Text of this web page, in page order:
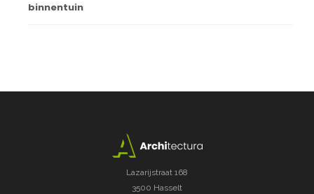
binnentuin
Lazarijstraat 168
3500 Hasselt